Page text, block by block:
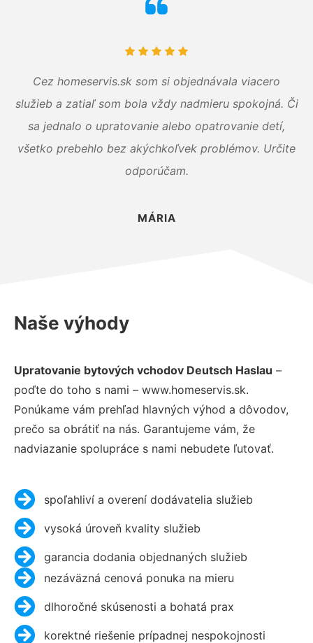
Cez homeservis.sk som si objednávala viacero
služieb a zatiaľ som bola vždy nadmieru spokojná. Či
sa jednalo o upratovanie alebo opatrovanie detí,
všetko prebehlo bez akýchkoľvek problémov. Určite
odporúčam.
MÁRIA
Naše výhody
Upratovanie bytových vchodov Deutsch Haslau –
poďte do toho s nami – www.homeservis.sk.
Ponúkame vám prehľad hlavných výhod a dôvodov,
prečo sa obrátiť na nás. Garantujeme vám, že
nadviazanie spolupráce s nami nebudete ľutovať.
spoľahliví a overení dodávatelia služieb
vysoká úroveň kvality služieb
garancia dodania objednaných služieb
nezáväzná cenová ponuka na mieru
dlhoročné skúsenosti a bohatá prax
korektné riešenie prípadnej nespokojnosti